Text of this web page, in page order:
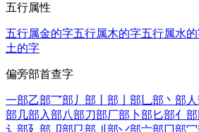
五行属性
五行属金的字五行属木的字五行属水
土的字
偏旁部首查字
一部乙部乛部 丿部 丨部 亅部 乚部 丶部
部 几部 入部八部刀部厂部 卜部 匕部亻部
讠部廴部 卩部㔾部 刂部丷部亠部 冂部